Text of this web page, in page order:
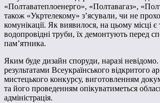
«Полтаватеплоенерго», «Полтавагаз»,
також «Укртелекому» з’ясували, чи не
комунікації. Як виявилося, на цьому місці є
водопровідні труби, їх демонтують перед
пам’ятника.
Яким буде дизайн споруди, наразі
результатами Всеукраїнського відкритого
мистецького конкурсу, виготовленням
та його проведенням опікуватиметься
адміністрація.